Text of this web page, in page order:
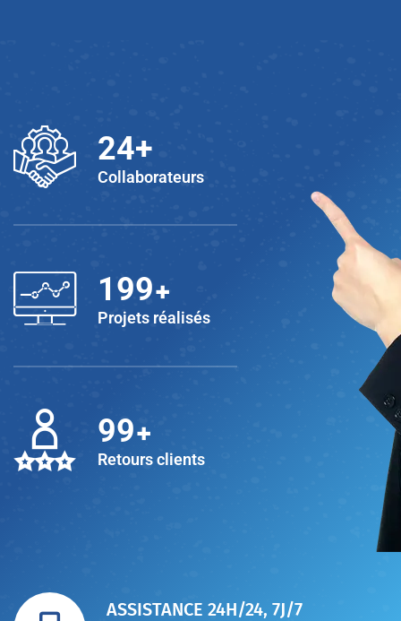
25+
Collaborateurs
200+
Projets réalisés
100
Retours clients
ASSISTANCE 24H/24, 7J/7